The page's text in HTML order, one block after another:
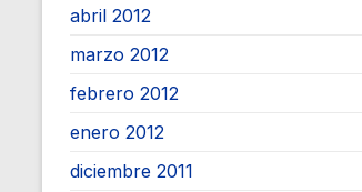
abril 2012
marzo 2012
febrero 2012
enero 2012
diciembre 2011